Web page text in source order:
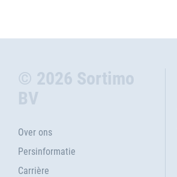
© 2026 Sortimo
BV
Over ons
Persinformatie
Carrière